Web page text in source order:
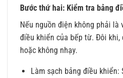
Bước thứ hai: Kiểm tra bảng
Nếu nguồn điện không phải là
điều khiển của bếp từ. Đôi
hoặc không nhạy.
Làm sạch bảng điều